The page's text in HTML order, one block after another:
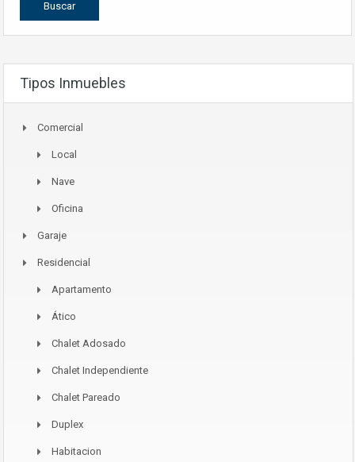
Tipos Inmuebles
Comercial
Local
Nave
Oficina
Garaje
Residencial
Apartamento
Ático
Chalet Adosado
Chalet Independiente
Chalet Pareado
Duplex
Habitacion